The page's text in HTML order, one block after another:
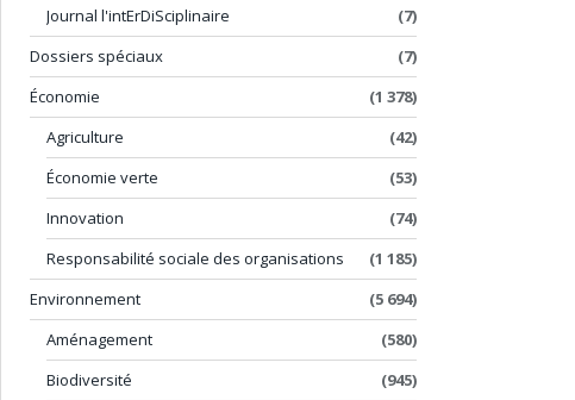
Journal l'intErDiSciplinaire
(7)
Dossiers spéciaux
(7)
Économie
(1 378)
Agriculture
(42)
Économie verte
(53)
Innovation
(74)
Responsabilité sociale des organisations
(1 185)
Environnement
(5 694)
Aménagement
(580)
Biodiversité
(945)